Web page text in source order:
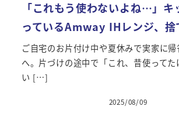
「これもう使わないよね…」キ
っているAmway IHレンジ、
ご自宅のお片付け中や夏休みで実家に
へ。片づけの途中で「これ、昔使って
い […]
投稿日
2025/08/09